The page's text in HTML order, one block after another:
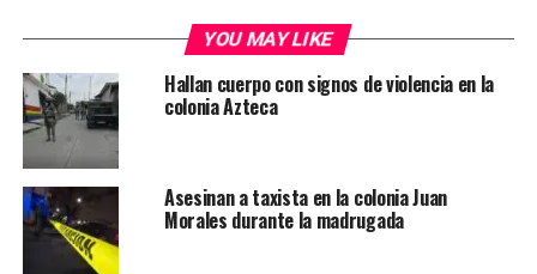
YOU MAY LIKE
Hallan cuerpo con signos de violencia en la
colonia Azteca
Asesinan a taxista en la colonia Juan
Morales durante la madrugada